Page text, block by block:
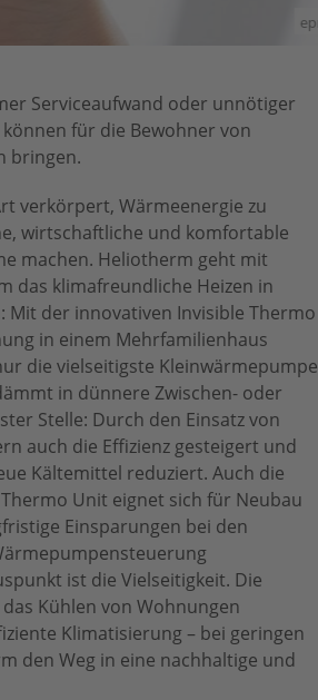
epr/Heliotherm
Serviceaufwand oder unnötiger
für die Bewohner von
bringen.
verkörpert, Wärmeenergie zu
wirtschaftliche und komfortable
machen. Heliotherm geht mit
das klimafreundliche Heizen in
der innovativen Invisible Thermo
in einem Mehrfamilienhaus
die vielseitigste Kleinwärmepumpe
in dünnere Zwischen- oder
Stelle: Durch den Einsatz von
auch die Effizienz gesteigert und
Kältemittel reduziert. Auch die
Unit eignet sich für Neubau
Einsparungen bei den
ist die Vielseitigkeit. Die
Kühlen von Wohnungen
Klimatisierung – bei geringen
den Weg in eine nachhaltige und